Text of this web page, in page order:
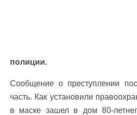
полиции.
Сообщение о преступлении
часть. Как установили
в маске зашел в дом 80-